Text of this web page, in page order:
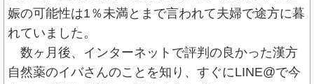
娠の可能性は1％未満とまで言われて夫婦で途方に暮
れていました。
数ヶ月後、インターネットで評判の良かった漢方
自然薬のイバさんのことを知り、すぐにLINE@で今